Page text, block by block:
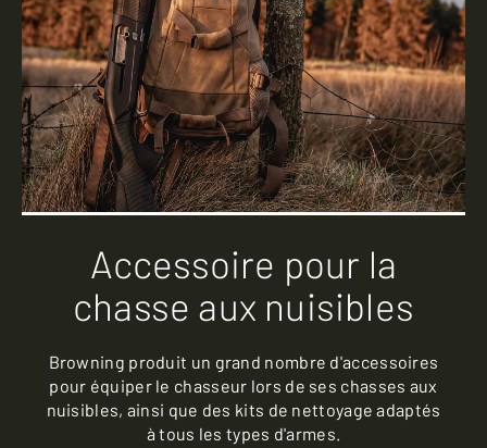
Accessoire pour la
chasse aux nuisibles
Browning produit un grand nombre d'accessoires
pour équiper le chasseur lors de ses chasses aux
nuisibles, ainsi que des kits de nettoyage adaptés
à tous les types d'armes.